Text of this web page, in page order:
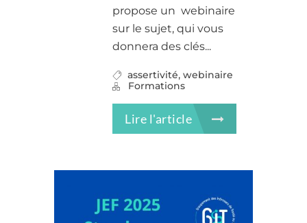
propose un webinaire
sur le sujet, qui vous
donnera des clés...
assertivité, webinaire
Formations
Lire l'article